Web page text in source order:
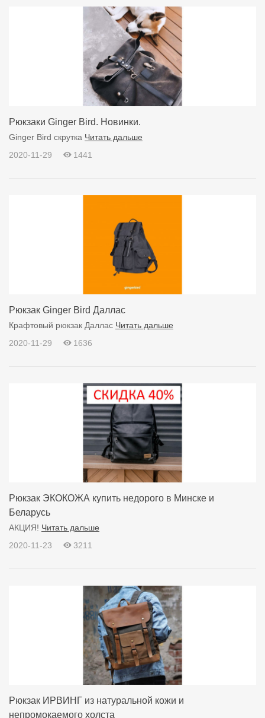
Рюкзаки Ginger Bird. Новинки.
Ginger Bird скрутка Читать дальше
2020-11-29
1441
Рюкзак Ginger Bird Даллас
Крафтовый рюкзак Даллас Читать дальше
2020-11-29
1636
Рюкзак ЭКОКОЖА купить недорого в Минске и
Беларусь
АКЦИЯ! Читать дальше
2020-11-23
3211
Рюкзак ИРВИНГ из натуральной кожи и
непромокаемого холста